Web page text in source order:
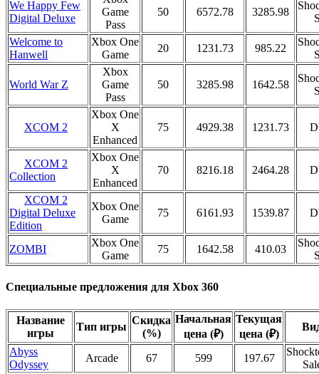
We Happy Few
Digital Deluxe
Game
Pass
50 6572.78 3285.98
Welcome to
Hanwell
Xbox One
Game
20 1231.73 985.22
World War Z
Xbox
Game
Pass
50 3285.98 1642.58
XCOM 2
Xbox One
X
Enhanced
75 4929.38 1231.73
XCOM 2
Collection
Xbox One
X
Enhanced
70 8216.18 2464.28
XCOM 2
Digital Deluxe
Edition
Xbox One
Game
75 6161.93 1539.87
ZOMBI
Xbox One
Game
75 1642.58 410.03
Специальные предложения для Xbox 360
Название
игры
Тип игры
Скидка
(%)
Начальная
цена (₽)
Текущая
цена (₽)
Abyss
Odyssey
Arcade 67 599 197.67